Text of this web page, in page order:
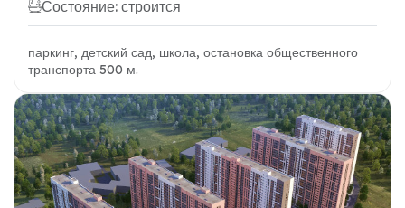
Состояние: строится
паркинг, детский сад, школа, остановка общественного
транспорта 500 м.